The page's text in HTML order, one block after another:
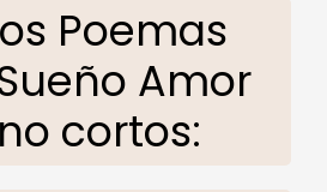
Poemas
Amor
cortos: